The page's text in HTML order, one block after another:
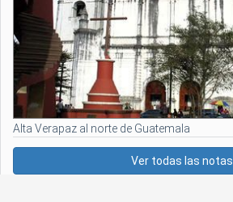
Alta Verapaz al norte de Guatemala
Ver todas las notas